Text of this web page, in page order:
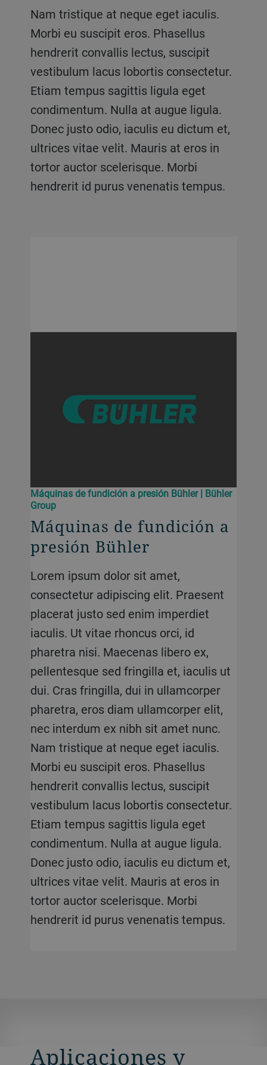
Nam tristique at neque eget iaculis.
Morbi eu suscipit eros. Phasellus
hendrerit convallis lectus, suscipit
vestibulum lacus lobortis consectetur.
Etiam tempus sagittis ligula eget
condimentum. Nulla at augue ligula.
Donec justo odio, iaculis eu dictum et,
ultrices vitae velit. Mauris at eros in
tortor auctor scelerisque. Morbi
hendrerit id purus venenatis tempus.
Máquinas de fundición a presión Bühler | Bühler
Group
Máquinas de fundición a
presión Bühler
Lorem ipsum dolor sit amet,
consectetur adipiscing elit. Praesent
placerat justo sed enim imperdiet
iaculis. Ut vitae rhoncus orci, id
pharetra nisi. Maecenas libero ex,
pellentesque sed fringilla et, iaculis ut
dui. Cras fringilla, dui in ullamcorper
pharetra, eros diam ullamcorper elit,
nec interdum ex nibh sit amet nunc.
Nam tristique at neque eget iaculis.
Morbi eu suscipit eros. Phasellus
hendrerit convallis lectus, suscipit
vestibulum lacus lobortis consectetur.
Etiam tempus sagittis ligula eget
condimentum. Nulla at augue ligula.
Donec justo odio, iaculis eu dictum et,
ultrices vitae velit. Mauris at eros in
tortor auctor scelerisque. Morbi
hendrerit id purus venenatis tempus.
Aplicaciones y